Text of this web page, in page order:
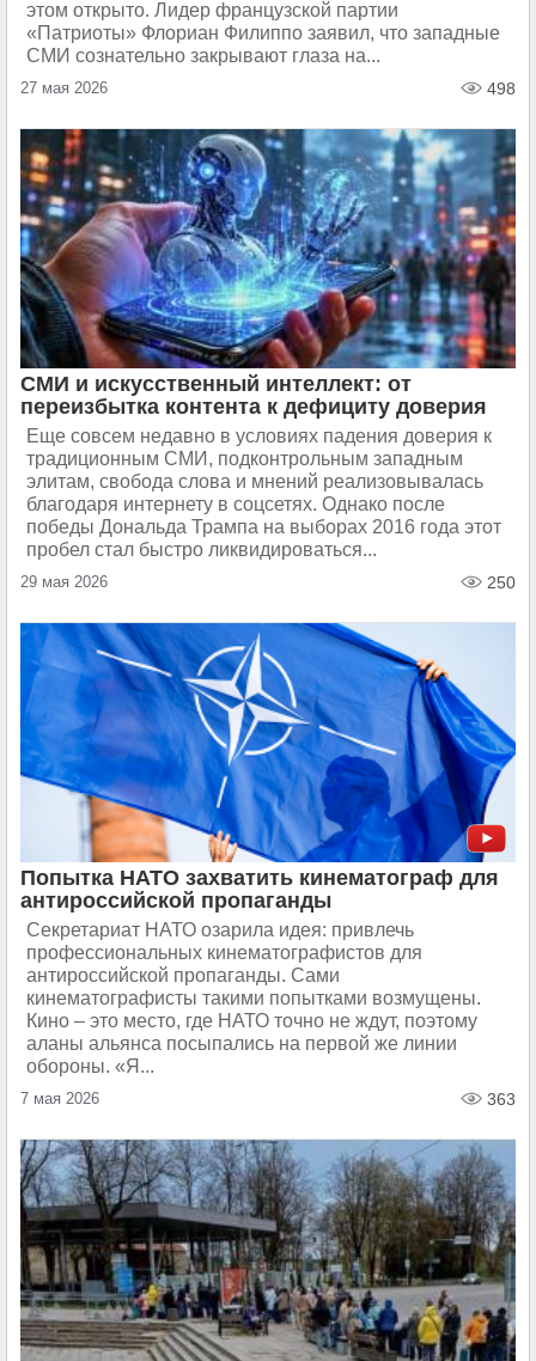
этом открыто. Лидер французской партии
«Патриоты» Флориан Филиппо заявил, что западные
СМИ сознательно закрывают глаза на...
27 мая 2026 498
СМИ и искусственный интеллект: от
переизбытка контента к дефициту доверия
Еще совсем недавно в условиях падения доверия к
традиционным СМИ, подконтрольным западным
элитам, свобода слова и мнений реализовывалась
благодаря интернету в соцсетях. Однако после
победы Дональда Трампа на выборах 2016 года этот
пробел стал быстро ликвидироваться...
29 мая 2026 250
Попытка НАТО захватить кинематограф для
антироссийской пропаганды
Секретариат НАТО озарила идея: привлечь
профессиональных кинематографистов для
антироссийской пропаганды. Сами
кинематографисты такими попытками возмущены.
Кино – это место, где НАТО точно не ждут, поэтому
аланы альянса посыпались на первой же линии
обороны. «Я...
7 мая 2026 363